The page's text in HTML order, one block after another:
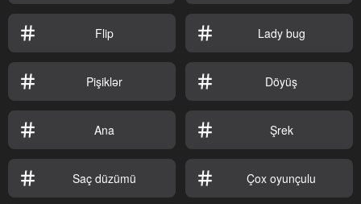
Flip Lady bug
Pişiklər Döyüş
Ana Şrek
Saç düzümü Çox oyunçulu